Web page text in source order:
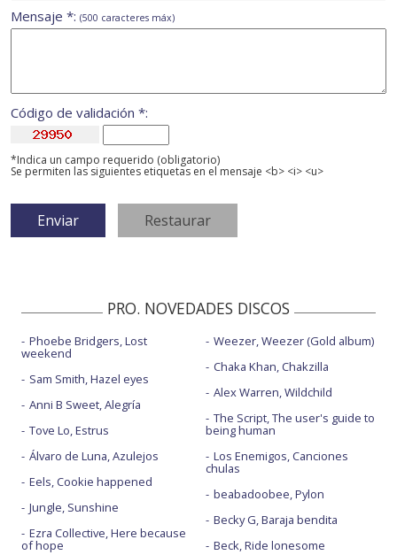
Mensaje *: (500 caracteres máx)
Código de validación *:
*Indica un campo requerido (obligatorio)
Se permiten las siguientes etiquetas en el mensaje <b> <i> <u>
PRO. NOVEDADES DISCOS
Phoebe Bridgers, Lost
weekend
Sam Smith, Hazel eyes
Anni B Sweet, Alegría
Tove Lo, Estrus
Álvaro de Luna, Azulejos
Eels, Cookie happened
Jungle, Sunshine
Ezra Collective, Here because
of hope
Weezer, Weezer (Gold album)
Chaka Khan, Chakzilla
Alex Warren, Wildchild
The Script, The user's guide to
being human
Los Enemigos, Canciones
chulas
beabadoobee, Pylon
Becky G, Baraja bendita
Beck, Ride lonesome